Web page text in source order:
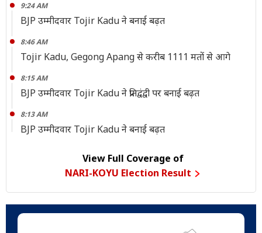
9:24 AM
BJP उम्मीदवार Tojir Kadu ने बनाई बढ़त
8:46 AM
Tojir Kadu, Gegong Apang से करीब 1111 मतों से आगे
8:15 AM
BJP उम्मीदवार Tojir Kadu ने प्रतिद्वंद्वी पर बनाई बढ़त
8:13 AM
BJP उम्मीदवार Tojir Kadu ने बनाई बढ़त
View Full Coverage of
NARI-KOYU Election Result